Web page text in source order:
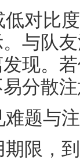
对比
与队
现。
分散
题与
限，